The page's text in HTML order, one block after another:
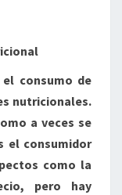
consumo de
nutricionales.
a veces se
el consumidor
como la
pero hay